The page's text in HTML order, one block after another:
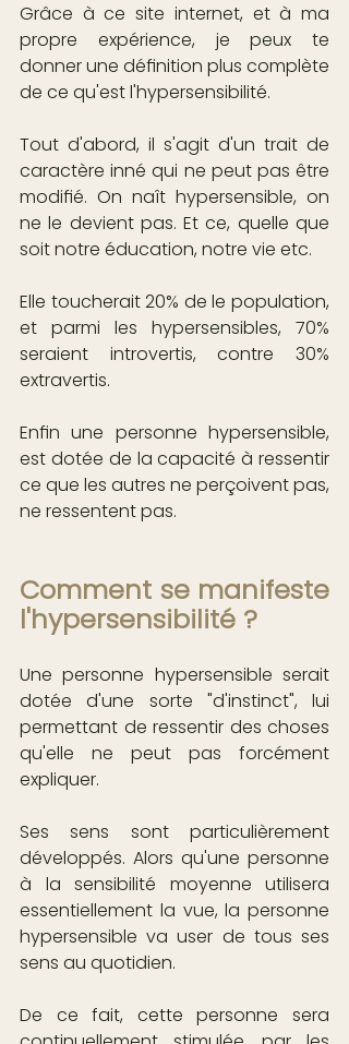
Grâce à ce site internet, et à ma
propre expérience, je peux te
donner une définition plus complète
de ce qu'est l'hypersensibilité.
Tout d'abord, il s'agit d'un trait de
caractère inné qui ne peut pas être
modifié. On naît hypersensible, on
ne le devient pas. Et ce, quelle que
soit notre éducation, notre vie etc.
Elle toucherait 20% de le population,
et parmi les hypersensibles, 70%
seraient introvertis, contre 30%
extravertis.
Enfin une personne hypersensible,
est dotée de la capacité à ressentir
ce que les autres ne perçoivent pas,
ne ressentent pas.
Comment se manifeste
l'hypersensibilité ?
Une personne hypersensible serait
dotée d'une sorte "d'instinct", lui
permettant de ressentir des choses
qu'elle ne peut pas forcément
expliquer.
Ses sens sont particulièrement
développés. Alors qu'une personne
à la sensibilité moyenne utilisera
essentiellement la vue, la personne
hypersensible va user de tous ses
sens au quotidien.
De ce fait, cette personne sera